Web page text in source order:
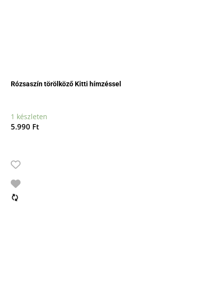
Rózsaszín törölköző Kitti hímzéssel
1 készleten
5.990 Ft